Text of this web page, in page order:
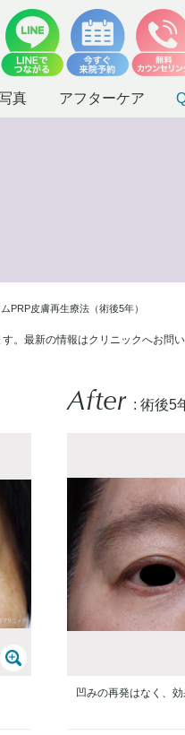
真 アフターケア
PRP皮膚再生療法（術後5年）
。最新の情報はクリニックへお問い
After : 術後5
凹みの再発はなく、効